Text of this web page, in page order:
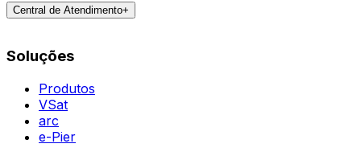
Lideranças
Eventos
Vivências
Central de Atendimento+
Todas as Regiões
Agent
Soluções
Produtos
VSat
arc
e-Pier